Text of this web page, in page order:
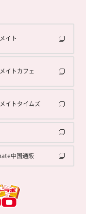
イト
イトカフェ
イトタイムズ
中国通販